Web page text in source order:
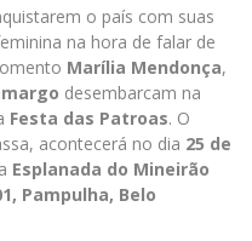
o país com suas
na hora de falar de
Marília Mendonça,
desembarcam na
Festa das Patroas. O
acontecerá no dia 25 de
Esplanada do Mineirão
Pampulha, Belo